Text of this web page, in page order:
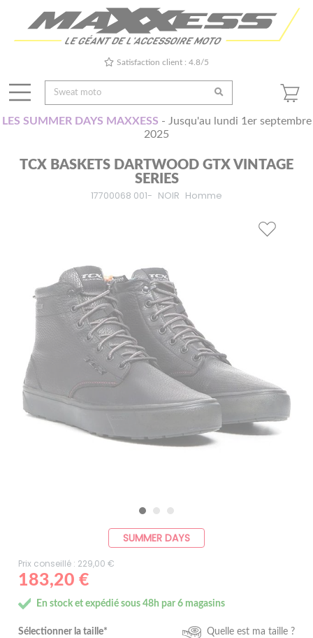
Satisfaction client : 4.8/5
LES SUMMER DAYS MAXXESS - Jusqu'au lundi 1er septembre
2025
TCX BASKETS DARTWOOD GTX VINTAGE
SERIES
17700068 001- NOIR Homme
SUMMER DAYS
Prix conseillé : 229,00 €
183,20 €
En stock et expédié sous 48h par 6 magasins
Sélectionner la taille* Quelle est ma taille ?